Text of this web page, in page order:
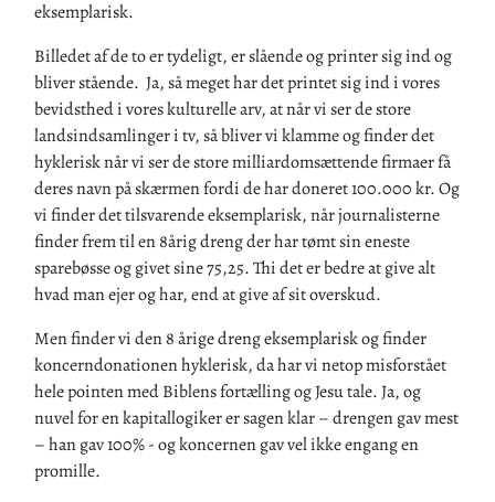
eksemplarisk.
Billedet af de to er tydeligt, er slående og printer sig ind og
bliver stående. Ja, så meget har det printet sig ind i vores
bevidsthed i vores kulturelle arv, at når vi ser de store
landsindsamlinger i tv, så bliver vi klamme og finder det
hyklerisk når vi ser de store milliardomsættende firmaer få
deres navn på skærmen fordi de har doneret 100.000 kr. Og
vi finder det tilsvarende eksemplarisk, når journalisterne
finder frem til en 8årig dreng der har tømt sin eneste
sparebøsse og givet sine 75,25. Thi det er bedre at give alt
hvad man ejer og har, end at give af sit overskud.
Men finder vi den 8 årige dreng eksemplarisk og finder
koncerndonationen hyklerisk, da har vi netop misforstået
hele pointen med Biblens fortælling og Jesu tale. Ja, og
nuvel for en kapitallogiker er sagen klar – drengen gav mest
– han gav 100% - og koncernen gav vel ikke engang en
promille.